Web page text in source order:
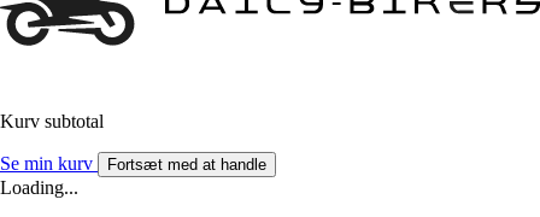
Kurv subtotal
Se min kurv Fortsæt med at handle
Loading...